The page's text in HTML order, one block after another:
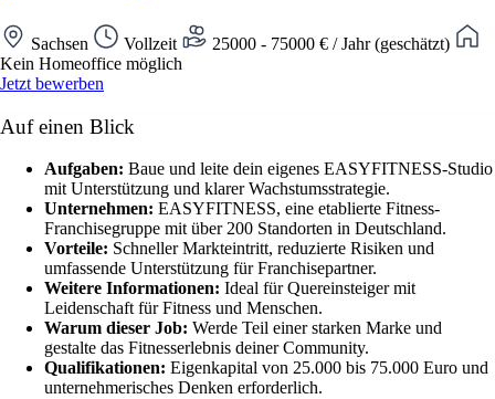
Sachsen Vollzeit
25000 - 75000 € / Jahr (geschätzt)
Kein Homeoffice möglich
Jetzt bewerben
Auf einen Blick
Aufgaben: Baue und leite dein eigenes EASYFITNESS-Studio
mit Unterstützung und klarer Wachstumsstrategie.
Unternehmen: EASYFITNESS, eine etablierte Fitness-
Franchisegruppe mit über 200 Standorten in Deutschland.
Vorteile: Schneller Markteintritt, reduzierte Risiken und
umfassende Unterstützung für Franchisepartner.
Weitere Informationen: Ideal für Quereinsteiger mit
Leidenschaft für Fitness und Menschen.
Warum dieser Job: Werde Teil einer starken Marke und
gestalte das Fitnesserlebnis deiner Community.
Qualifikationen: Eigenkapital von 25.000 bis 75.000 Euro und
unternehmerisches Denken erforderlich.